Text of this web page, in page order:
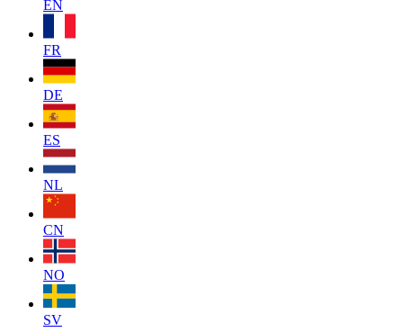
EN
FR
DE
ES
NL
CN
NO
SV